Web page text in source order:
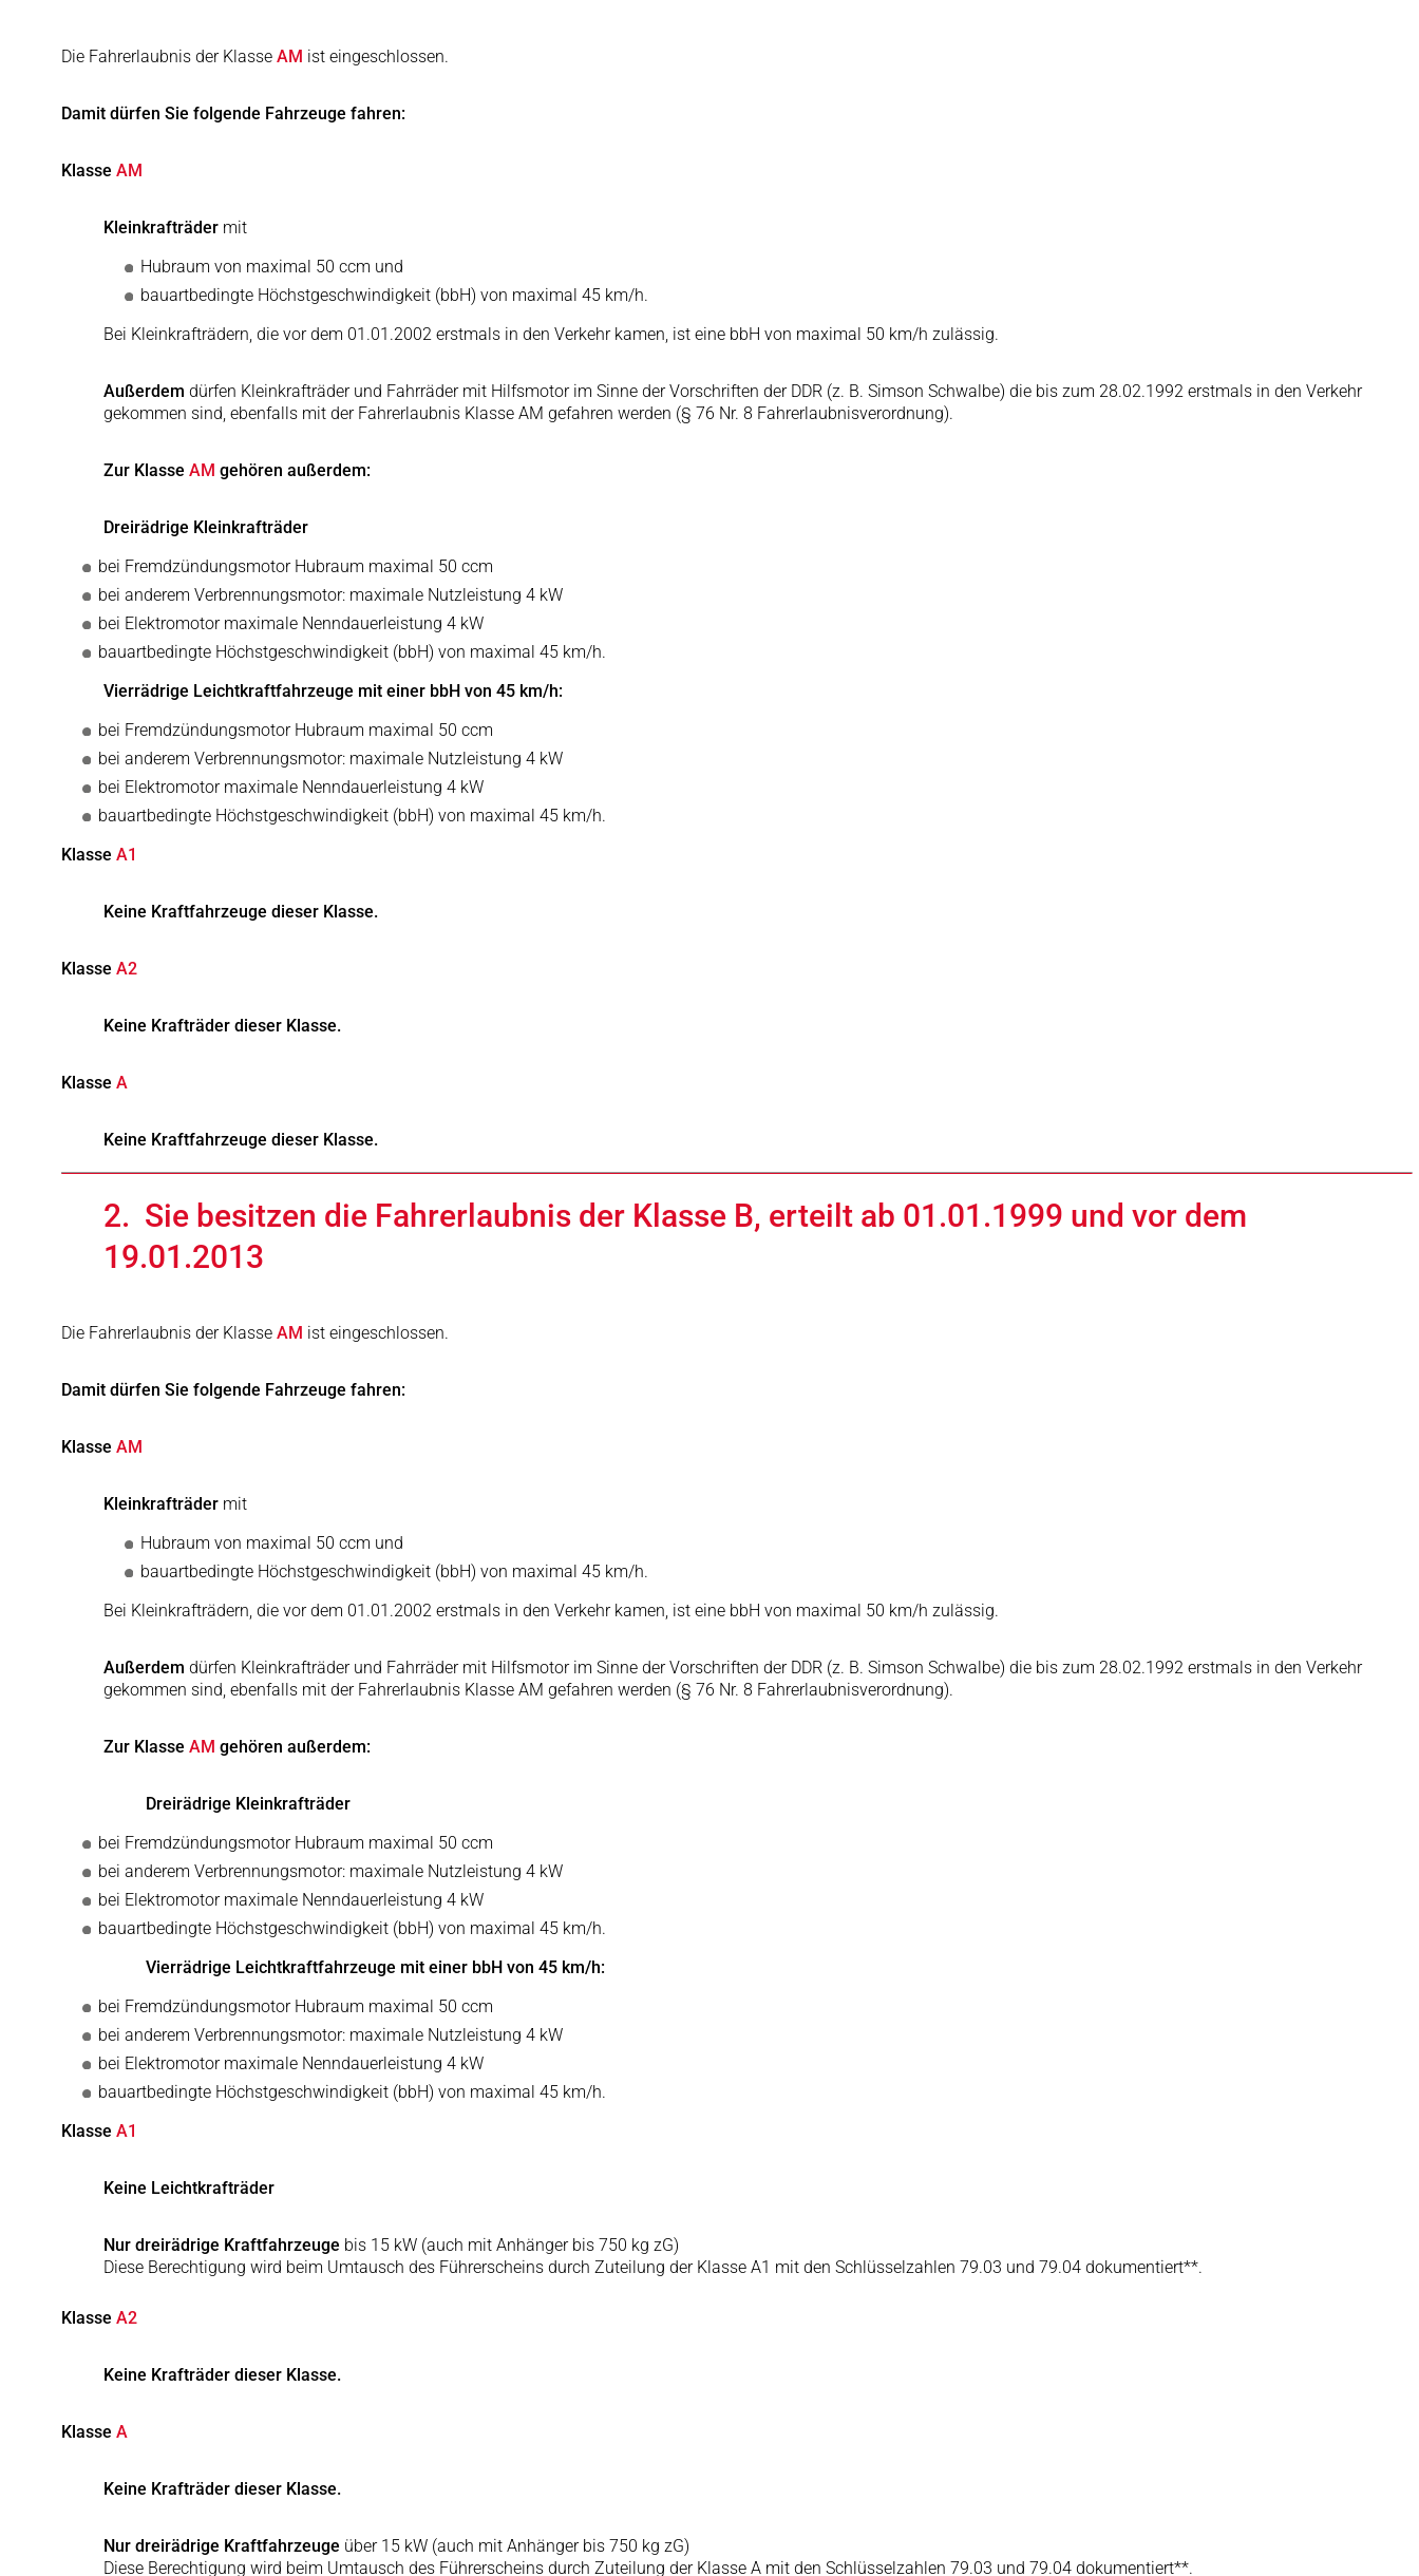
Die Fahrerlaubnis der Klasse AM ist eingeschlossen.
Damit dürfen Sie folgende Fahrzeuge fahren:
Klasse AM
Kleinkrafträder mit
Hubraum von maximal 50 ccm und
bauartbedingte Höchstgeschwindigkeit (bbH) von maximal 45 km/h.
Bei Kleinkrafträdern, die vor dem 01.01.2002 erstmals in den Verkehr kamen, ist eine bbH von maximal 50 km/h zulässig.
Außerdem dürfen Kleinkrafträder und Fahrräder mit Hilfsmotor im Sinne der Vorschriften der DDR (z. B. Simson Schwalbe) die bis zum 28.02.1992 erstmals in den Verkehr
gekommen sind, ebenfalls mit der Fahrerlaubnis Klasse AM gefahren werden (§ 76 Nr. 8 Fahrerlaubnisverordnung).
Zur Klasse AM gehören außerdem:
Dreirädrige Kleinkrafträder
bei Fremdzündungsmotor Hubraum maximal 50 ccm
bei anderem Verbrennungsmotor: maximale Nutzleistung 4 kW
bei Elektromotor maximale Nenndauerleistung 4 kW
bauartbedingte Höchstgeschwindigkeit (bbH) von maximal 45 km/h.
Vierrädrige Leichtkraftfahrzeuge mit einer bbH von 45 km/h:
bei Fremdzündungsmotor Hubraum maximal 50 ccm
bei anderem Verbrennungsmotor: maximale Nutzleistung 4 kW
bei Elektromotor maximale Nenndauerleistung 4 kW
bauartbedingte Höchstgeschwindigkeit (bbH) von maximal 45 km/h.
Klasse A1
Keine Kraftfahrzeuge dieser Klasse.
Klasse A2
Keine Krafträder dieser Klasse.
Klasse A
Keine Kraftfahrzeuge dieser Klasse.
2. Sie besitzen die Fahrerlaubnis der Klasse B, erteilt ab 01.01.1999 und vor dem
19.01.2013
Die Fahrerlaubnis der Klasse AM ist eingeschlossen.
Damit dürfen Sie folgende Fahrzeuge fahren:
Klasse AM
Kleinkrafträder mit
Hubraum von maximal 50 ccm und
bauartbedingte Höchstgeschwindigkeit (bbH) von maximal 45 km/h.
Bei Kleinkrafträdern, die vor dem 01.01.2002 erstmals in den Verkehr kamen, ist eine bbH von maximal 50 km/h zulässig.
Außerdem dürfen Kleinkrafträder und Fahrräder mit Hilfsmotor im Sinne der Vorschriften der DDR (z. B. Simson Schwalbe) die bis zum 28.02.1992 erstmals in den Verkehr
gekommen sind, ebenfalls mit der Fahrerlaubnis Klasse AM gefahren werden (§ 76 Nr. 8 Fahrerlaubnisverordnung).
Zur Klasse AM gehören außerdem:
Dreirädrige Kleinkrafträder
bei Fremdzündungsmotor Hubraum maximal 50 ccm
bei anderem Verbrennungsmotor: maximale Nutzleistung 4 kW
bei Elektromotor maximale Nenndauerleistung 4 kW
bauartbedingte Höchstgeschwindigkeit (bbH) von maximal 45 km/h.
Vierrädrige Leichtkraftfahrzeuge mit einer bbH von 45 km/h:
bei Fremdzündungsmotor Hubraum maximal 50 ccm
bei anderem Verbrennungsmotor: maximale Nutzleistung 4 kW
bei Elektromotor maximale Nenndauerleistung 4 kW
bauartbedingte Höchstgeschwindigkeit (bbH) von maximal 45 km/h.
Klasse A1
Keine Leichtkrafträder
Nur dreirädrige Kraftfahrzeuge bis 15 kW (auch mit Anhänger bis 750 kg zG)
Diese Berechtigung wird beim Umtausch des Führerscheins durch Zuteilung der Klasse A1 mit den Schlüsselzahlen 79.03 und 79.04 dokumentiert**.
Klasse A2
Keine Krafträder dieser Klasse.
Klasse A
Keine Krafträder dieser Klasse.
Nur dreirädrige Kraftfahrzeuge über 15 kW (auch mit Anhänger bis 750 kg zG)
Diese Berechtigung wird beim Umtausch des Führerscheins durch Zuteilung der Klasse A mit den Schlüsselzahlen 79.03 und 79.04 dokumentiert**.